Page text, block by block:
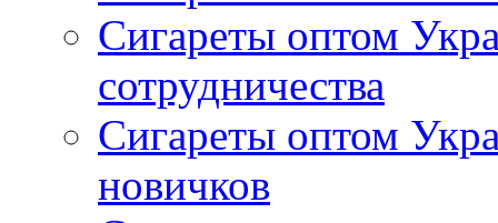
Сигареты оптом
сотрудничества
Сигареты оптом
новичков